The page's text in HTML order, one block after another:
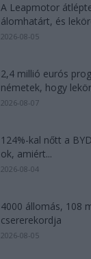
A Leapmotor
álomhatárt, és
2026-08-05
2,4 millió eurós
németek, hogy
2026-08-07
124%-kal nőtt a
ok, amiért...
2026-08-04
4000 állomás, 108
csererekordja
2026-08-05